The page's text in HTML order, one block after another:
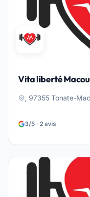
Vita liberté
, 97355 Tonate-
3/5 · 2 avis